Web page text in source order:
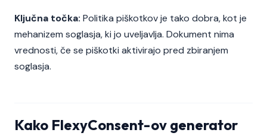
Ključna točka: Politika piškotkov je tako dobra, kot je
mehanizem soglasja, ki jo uveljavlja. Dokument nima
vrednosti, če se piškotki aktivirajo pred zbiranjem
soglasja.
Kako FlexyConsent-ov generator